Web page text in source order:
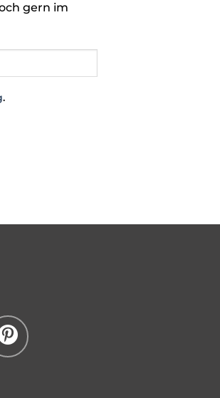
gern im
.